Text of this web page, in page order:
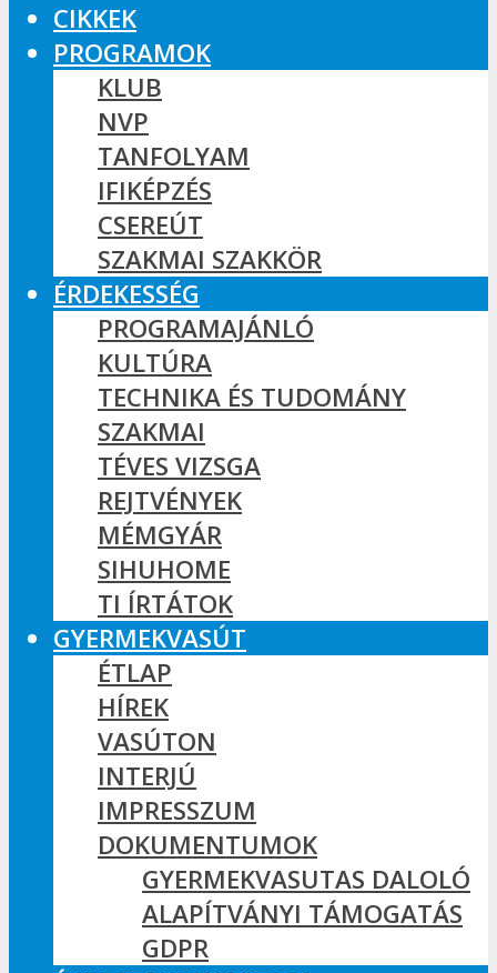
CIKKEK
PROGRAMOK
KLUB
NVP
TANFOLYAM
IFIKÉPZÉS
CSEREÚT
SZAKMAI SZAKKÖR
ÉRDEKESSÉG
PROGRAMAJÁNLÓ
KULTÚRA
TECHNIKA ÉS TUDOMÁNY
SZAKMAI
TÉVES VIZSGA
REJTVÉNYEK
MÉMGYÁR
SIHUHOME
TI ÍRTÁTOK
GYERMEKVASÚT
ÉTLAP
HÍREK
VASÚTON
INTERJÚ
IMPRESSZUM
DOKUMENTUMOK
GYERMEKVASUTAS DALOLÓ
ALAPÍTVÁNYI TÁMOGATÁS
GDPR